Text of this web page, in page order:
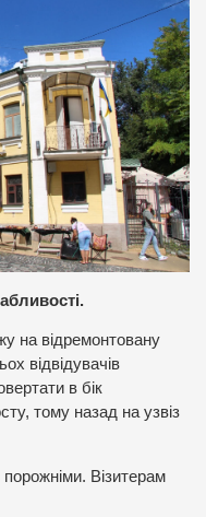
на відремонтовану
відвідувачів
в бік
тому назад на узвіз
порожніми. Візитерам